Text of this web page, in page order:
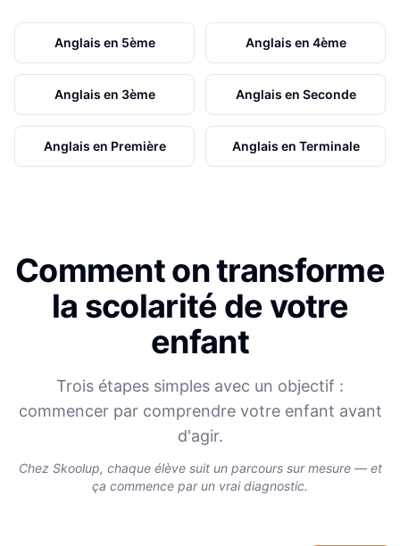
Anglais en 5ème Anglais en 4ème
Anglais en 3ème Anglais en Seconde
Anglais en Première Anglais en Terminale
Comment on transforme
la scolarité de votre
enfant
Trois étapes simples avec un objectif :
commencer par comprendre votre enfant avant
d'agir.
Chez Skoolup, chaque élève suit un parcours sur mesure — et
ça commence par un vrai diagnostic.